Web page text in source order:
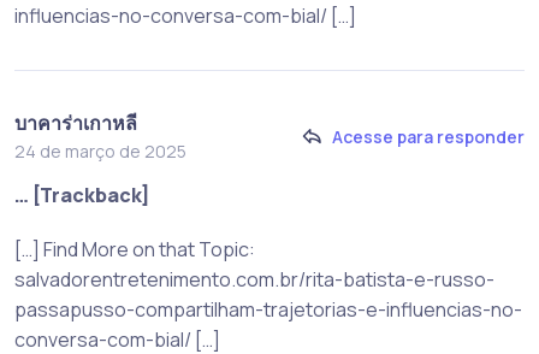
influencias-no-conversa-com-bial/ […]
บาคาร่าเกาหลี
24 de março de 2025
Acesse para responder
… [Trackback]
[…] Find More on that Topic:
salvadorentretenimento.com.br/rita-batista-e-russo-
passapusso-compartilham-trajetorias-e-influencias-no-
conversa-com-bial/ […]